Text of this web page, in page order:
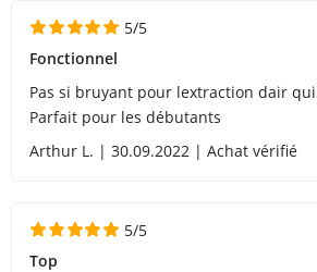
5/5
Fonctionnel
Pas si bruyant pour lextraction dair
Parfait pour les débutants
Arthur L. | 30.09.2022 | Achat vérifié
5/5
Top